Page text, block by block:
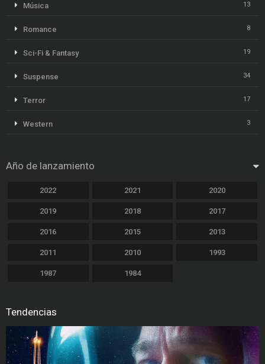
Música 13
Romance 8
Sci-Fi & Fantasy 19
Suspense 34
Terror 17
Western 3
Año de lanzamiento
2022 2021 2020
2019 2018 2017
2016 2015 2013
2011 2010 1993
1987 1984
Tendencias